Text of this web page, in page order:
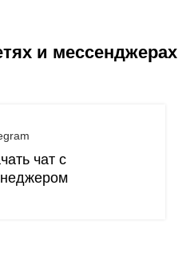
и мессенджерах
чат с